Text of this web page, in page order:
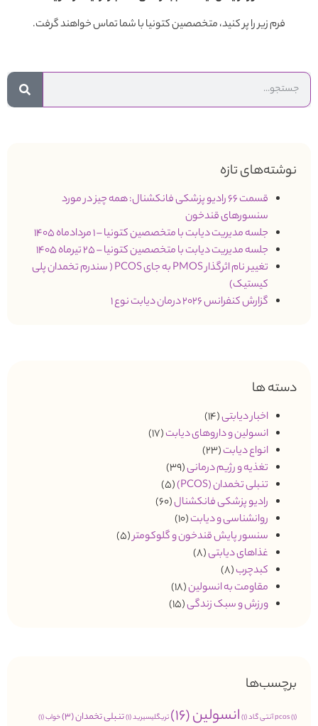
فرم زیر را پر کنید، متخصصین کتونیا با شما تماس خواهند گرفت.
نوشته‌های تازه
قسمت 66 رادیو پزشکی فانکشنال: همه چیز در مورد
سنسورهای قندخون
جلسه مدیریت دیابت با متخصصین کتونیا – 1 مردادماه 1405
جلسه مدیریت دیابت با متخصصین کتونیا – 25 تیرماه 1405
تغییر نام اثرگذار PMOS به جای PCOS ( سندرم تخمدان پلی
کیستیک)
گزارش کنفرانس 2026 درمان دیابت نوع 1
دسته ها
اخبار دیابتی(14)
انسولین و داروهای دیابت(17)
انواع دیابت(23)
تغذیه و رژیم درمانی(39)
تنبلی تخمدان (PCOS)
(5)
رادیو پزشکی فانکشنال(60)
روانشناسی و دیابت(10)
سنسور پایش قندخون و گلوکومتر(5)
غذاهای دیابتی(8)
کبدچرب(8)
مقاومت به انسولین(18)
ورزش و سبک زندگی(15)
برچسب‌ها
pcos(1) آنتی گاد(1) انسولین(16) تریگلیسیرید(1) تنبلی تخمدان(3) خواب(1)